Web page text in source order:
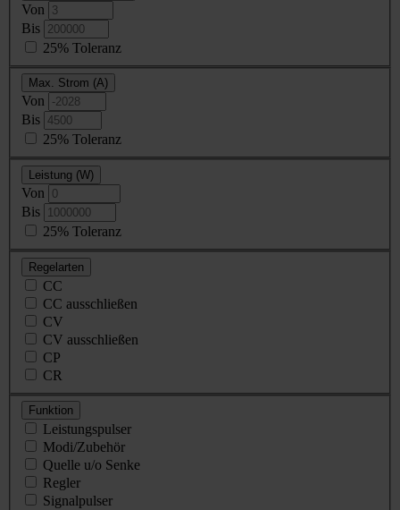
Von
Bis
25% Toleranz
Max. Strom (A)
Von
Bis
25% Toleranz
Leistung (W)
Von
Bis
25% Toleranz
Regelarten
CC
CC ausschließen
CV
CV ausschließen
CP
CR
Funktion
Leistungspulser
Modi/Zubehör
Quelle u/o Senke
Regler
Signalpulser